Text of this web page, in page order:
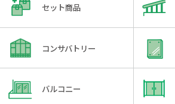
セット商品
コンサバトリー
バルコニー